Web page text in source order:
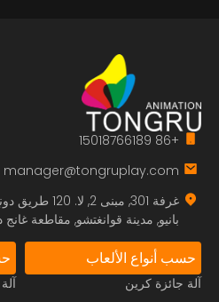
+86 15018766189
manager@tongruplay.com
غرفة 301, مبنى 2,
بانيو, مدينة قوانغتشو, مقاطعة غانج
حسب أنواع الألعاب
آلة جائزة كرين